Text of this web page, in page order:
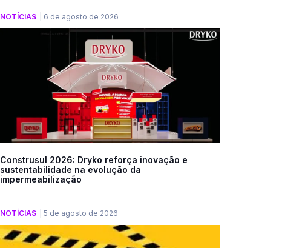
NOTÍCIAS 6 de agosto de 2026
Construsul 2026: Dryko reforça inovação e
sustentabilidade na evolução da
impermeabilização
NOTÍCIAS 5 de agosto de 2026